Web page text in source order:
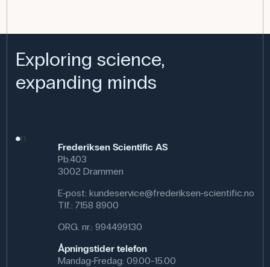
Exploring science,
expanding minds
Frederiksen Scientific AS
Pb.403
3002 Drammen
E-post: kundeservice@frederiksen-scientific.no
Tlf.: 7158 8900
ORG. nr.: 994499130
Åpningstider telefon
Mandag-Fredag: 09.00-15.00